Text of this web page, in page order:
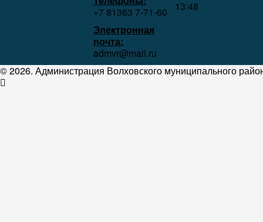
+7 81363 7‑71-60
Электронная
почта:
admvr@mail.ru
13:48
© 2026. Администрация Волховского муниципального